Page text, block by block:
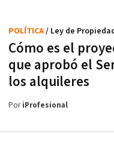
Cómo es el
que aprobó el
los alquileres
POLÍTICA/ Ley de
PoriProfesional